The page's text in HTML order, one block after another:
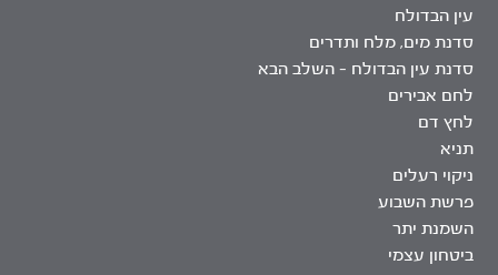
עין הבדולח
סדנת מים, מלח ותדרים
סדנת עין הבדולח – השלב הבא
לחם אבירים
לחץ דם
תניא
ניקוי רעלים
פרשת השבוע
השמנת יתר
ביטחון עצמי